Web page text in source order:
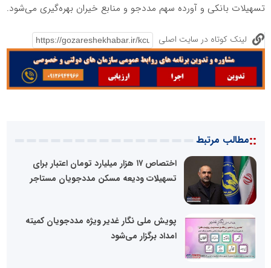
تسهیلات بانکی و آورده سهم مددجو و منابع خیران بهره‌گیری می‌شود.
لینک کوتاه در سایت اصلی
::مطالب مرتبط
اختصاص ۱۷ هزار میلیارد تومان اعتبار برای
تسهیلات ودیعه مسکن مددجویان مستاجر
پویش ملی نگار غدیر ویژه مددجویان کمیته
امداد برگزار می‌شود